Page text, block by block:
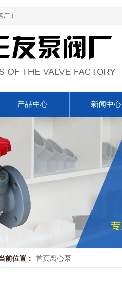
！
产品中心 新闻中心
前位置： 首页 离心泵